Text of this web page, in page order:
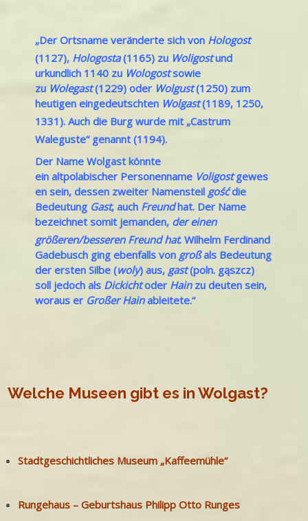
„Der Ortsname veränderte sich von Hologost
(1127), Hologosta(1165) zu Woligostund
urkundlich 1140 zu Wologostsowie
zu Wolegast(1229) oder Wolgust(1250) zum
heutigen eingedeutschten Wolgast(1189, 1250,
1331).Auch die Burg wurde mit „Castrum
Waleguste“ genannt (1194).
Der Name Wolgast könnte
einaltpolabischer Personenname Voligostgewes
en sein, dessen zweiter Namensteilgośćdie
Bedeutung Gast, auch Freundhat. Der Name
bezeichnet somit jemanden, der einen
größeren/besseren Freund hat. Wilhelm Ferdinand
Gadebusch ging ebenfalls vongroßals Bedeutung
der ersten Silbe (woly) aus,gast(poln. gąszcz)
soll jedoch als Dickichtoder Hainzu deuten sein,
woraus er Großer Hainableitete.“
Welche Museen gibt es in Wolgast?
Stadtgeschichtliches Museum „Kaffeemühle“
Rungehaus – Geburtshaus Philipp Otto Runges